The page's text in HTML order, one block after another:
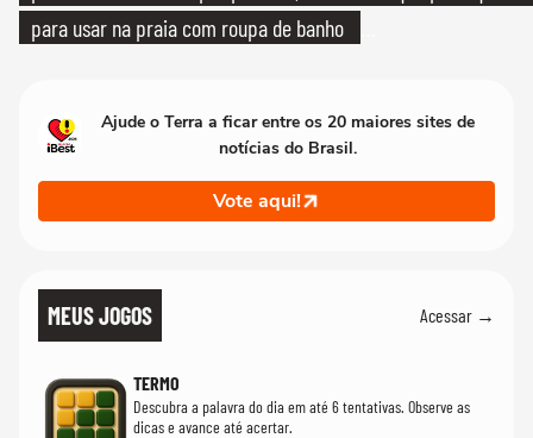
para usar na praia com roupa de banho
Ajude o Terra a ficar entre os 20 maiores sites de
notícias do Brasil.
Vote aqui!
MEUS JOGOS Acessar →
TERMO
Descubra a palavra do dia em até 6 tentativas. Observe as
dicas e avance até acertar.